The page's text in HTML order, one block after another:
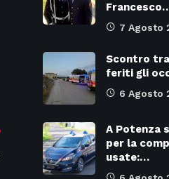
7 Agosto
Scontro
feriti gli
6 Agosto
A Potenza
per la
usate:…